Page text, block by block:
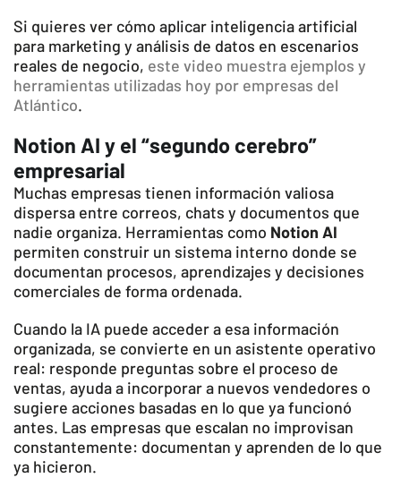
Si quieres ver cómo aplicar inteligencia artificial
para marketing y análisis de datos en escenarios
reales de negocio, este video muestra ejemplos y
herramientas utilizadas hoy por empresas del
Atlántico.
Notion AI y el “segundo cerebro”
empresarial
Muchas empresas tienen información valiosa
dispersa entre correos, chats y documentos que
nadie organiza. Herramientas como Notion AI
permiten construir un sistema interno donde se
documentan procesos, aprendizajes y decisiones
comerciales de forma ordenada.
Cuando la IA puede acceder a esa información
organizada, se convierte en un asistente operativo
real: responde preguntas sobre el proceso de
ventas, ayuda a incorporar a nuevos vendedores o
sugiere acciones basadas en lo que ya funcionó
antes. Las empresas que escalan no improvisan
constantemente: documentan y aprenden de lo que
ya hicieron.